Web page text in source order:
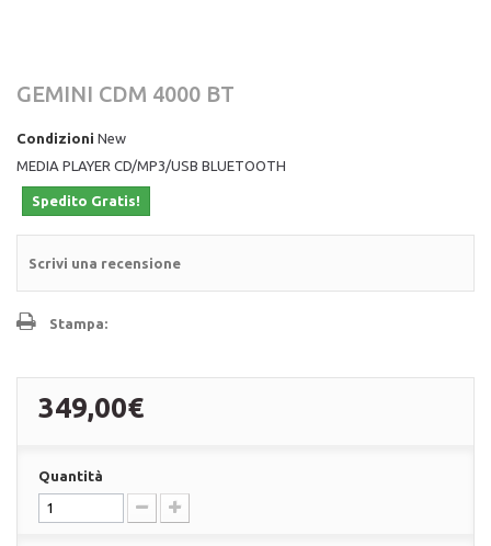
GEMINI CDM 4000 BT
Condizioni New
MEDIA PLAYER CD/MP3/USB BLUETOOTH
Spedito Gratis!
Scrivi una recensione
Stampa:
349,00€
Quantità